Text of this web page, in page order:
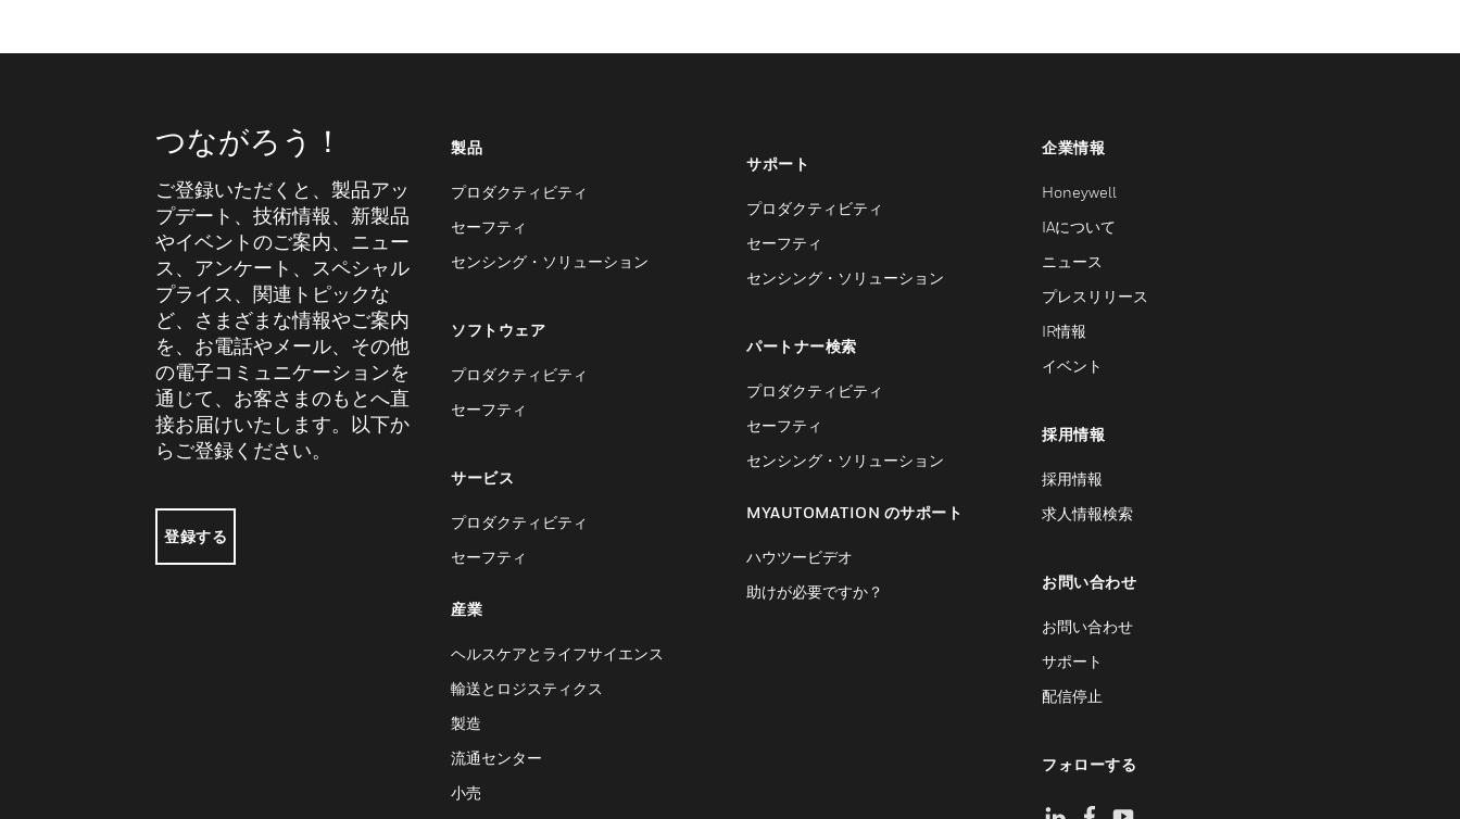
つながろう！
ご登録いただくと、製品アッ
プデート、技術情報、新製品
やイベントのご案内、ニュー
ス、アンケート、スペシャル
プライス、関連トピックな
ど、さまざまな情報やご案内
を、お電話やメール、その他
の電子コミュニケーションを
通じて、お客さまのもとへ直
接お届けいたします。以下か
らご登録ください。
登録する
製品
プロダクティビティ
セーフティ
センシング・ソリューション
ソフトウェア
プロダクティビティ
セーフティ
サービス
プロダクティビティ
セーフティ
産業
ヘルスケアとライフサイエンス
輸送とロジスティクス
製造
流通センター
小売
サポート
プロダクティビティ
セーフティ
センシング・ソリューション
パートナー検索
プロダクティビティ
セーフティ
センシング・ソリューション
MYAUTOMATION のサポート
ハウツービデオ
助けが必要ですか？
企業情報
Honeywell
IAについて
ニュース
プレスリリース
IR情報
イベント
採用情報
採用情報
求人情報検索
お問い合わせ
お問い合わせ
サポート
配信停止
フォローする